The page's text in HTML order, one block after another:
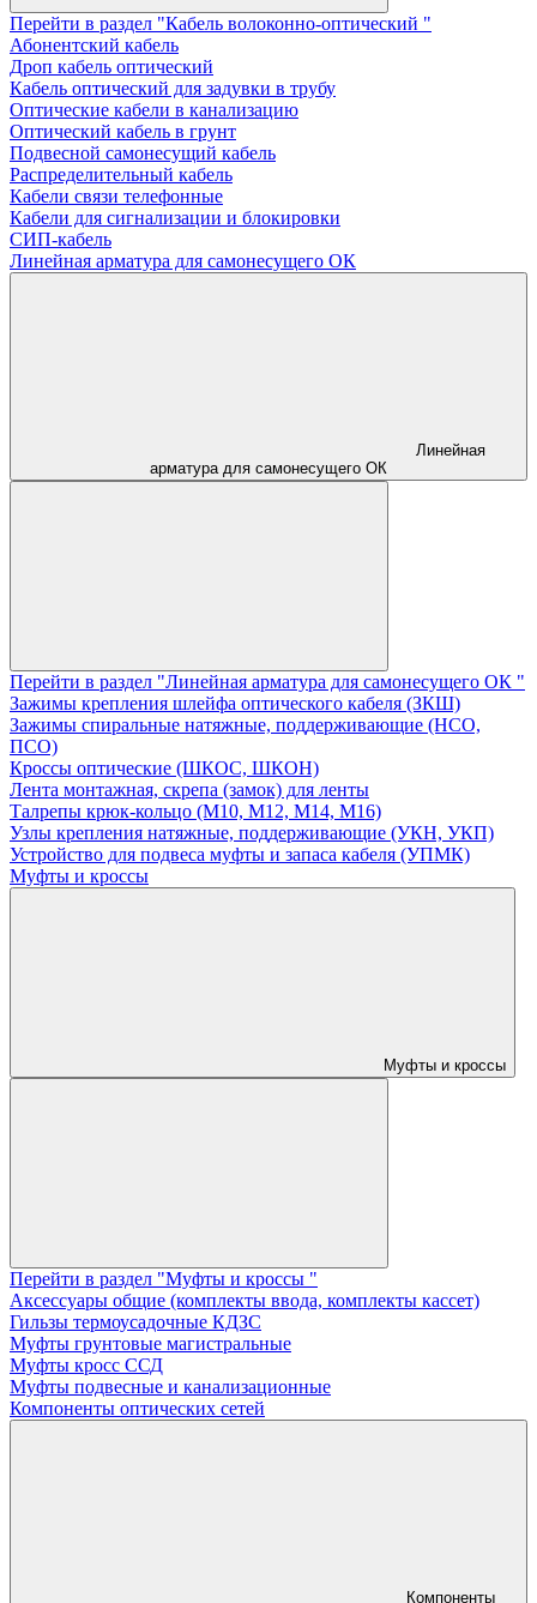
Перейти в раздел "Кабель волоконно-оптический "
Абонентский кабель
Дроп кабель оптический
Кабель оптический для задувки в трубу
Оптические кабели в канализацию
Оптический кабель в грунт
Подвесной самонесущий кабель
Распределительный кабель
Кабели связи телефонные
Кабели для сигнализации и блокировки
СИП-кабель
Линейная арматура для самонесущего ОК
Линейная
арматура для самонесущего ОК
Перейти в раздел "Линейная арматура для самонесущего ОК "
Зажимы крепления шлейфа оптического кабеля (ЗКШ)
Зажимы спиральные натяжные, поддерживающие (НСО,
ПСО)
Кроссы оптические (ШКОС, ШКОН)
Лента монтажная, скрепа (замок) для ленты
Талрепы крюк-кольцо (М10, М12, М14, М16)
Узлы крепления натяжные, поддерживающие (УКН, УКП)
Устройство для подвеса муфты и запаса кабеля (УПМК)
Муфты и кроссы
Муфты и кроссы
Перейти в раздел "Муфты и кроссы "
Аксессуары общие (комплекты ввода, комплекты кассет)
Гильзы термоусадочные КДЗС
Муфты грунтовые магистральные
Муфты кросс ССД
Муфты подвесные и канализационные
Компоненты оптических сетей
Компоненты